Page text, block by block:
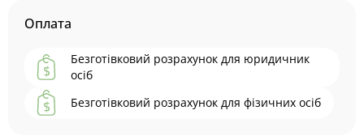
Оплата
Безготівковий розрахунок для юридичник
осіб
Безготівковий розрахунок для фізичних осіб